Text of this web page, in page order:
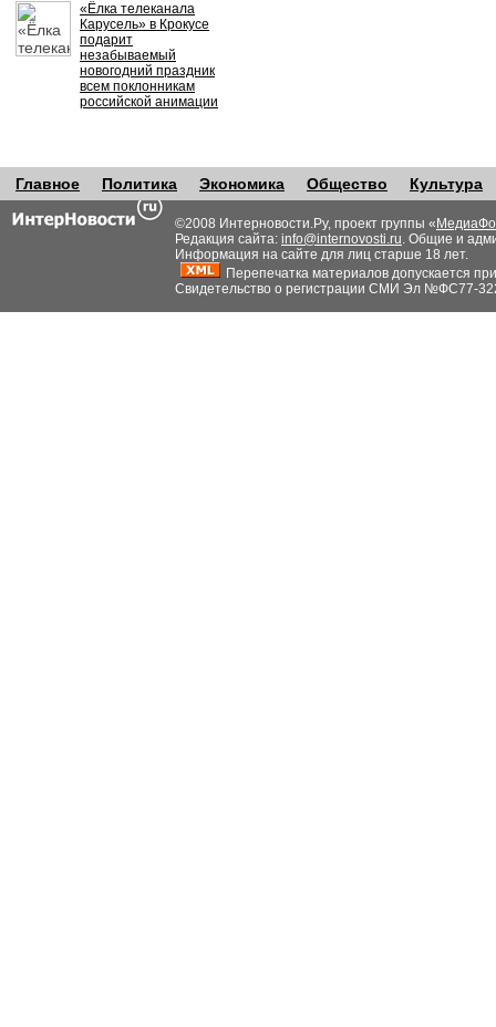
«Ёлка телеканала
Карусель» в Крокусе
подарит
незабываемый
новогодний праздник
всем поклонникам
российской анимации
Главное Политика Экономика Общество Культура
©2008 Интерновости.Ру, проект группы «
Редакция сайта: info@internovosti.ru. Общие и
Информация на сайте для лиц старше 18 лет.
Перепечатка материалов допускается
Свидетельство о регистрации СМИ Эл №ФС77-